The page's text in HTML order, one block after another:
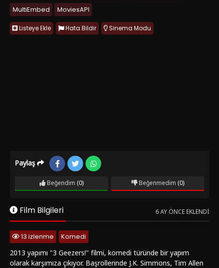
MultiEmbed
MoviesAPI
Listeye Ekle Hata Bildir Sinema Modu
Paylaş
Beğendim (0) Beğenmedim (0)
Film Bilgileri 6 AY ÖNCE EKLENDI
13 izlenme
Komedi
2013 yapımı "3 Geezers!" filmi, komedi türünde bir yapım
olarak karşımıza çıkıyor. Başrollerinde J.K. Simmons, Tim Allen